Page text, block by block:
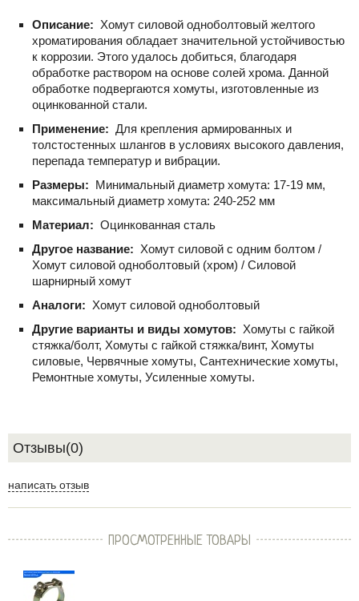
Описание: Хомут силовой одноболтовый желтого
хроматирования обладает значительной устойчивостью
к коррозии. Этого удалось добиться, благодаря
обработке раствором на основе солей хрома. Данной
обработке подвергаются хомуты, изготовленные из
оцинкованной стали.
Применение: Для крепления армированных и
толстостенных шлангов в условиях высокого давления,
перепада температур и вибрации.
Размеры: Минимальный диаметр хомута: 17-19 мм,
максимальный диаметр хомута: 240-252 мм
Материал: Оцинкованная сталь
Другое название: Хомут силовой с одним болтом /
Хомут силовой одноболтовый (хром) / Силовой
шарнирный хомут
Аналоги: Хомут силовой одноболтовый
Другие варианты и виды хомутов: Хомуты с гайкой
стяжка/болт, Хомуты с гайкой стяжка/винт, Хомуты
силовые, Червячные хомуты, Сантехнические хомуты,
Ремонтные хомуты, Усиленные хомуты.
Отзывы(0)
написать отзыв
ПРОСМОТРЕННЫЕ ТОВАРЫ